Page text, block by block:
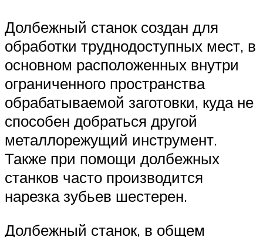
Долбежный станок создан для
обработки труднодоступных мест, в
основном расположенных внутри
ограниченного пространства
обрабатываемой заготовки, куда не
способен добраться другой
металлорежущий инструмент.
Также при помощи долбежных
станков часто производится
нарезка зубьев шестерен.
Долбежный станок, в общем